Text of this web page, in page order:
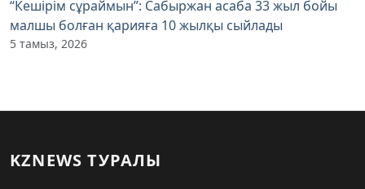
“Кешірім сұраймын”: Сабыржан асаба 33 жыл бойы
малшы болған қарияға 10 жылқы сыйлады
5 тамыз, 2026
KZNEWS ТУРАЛЫ